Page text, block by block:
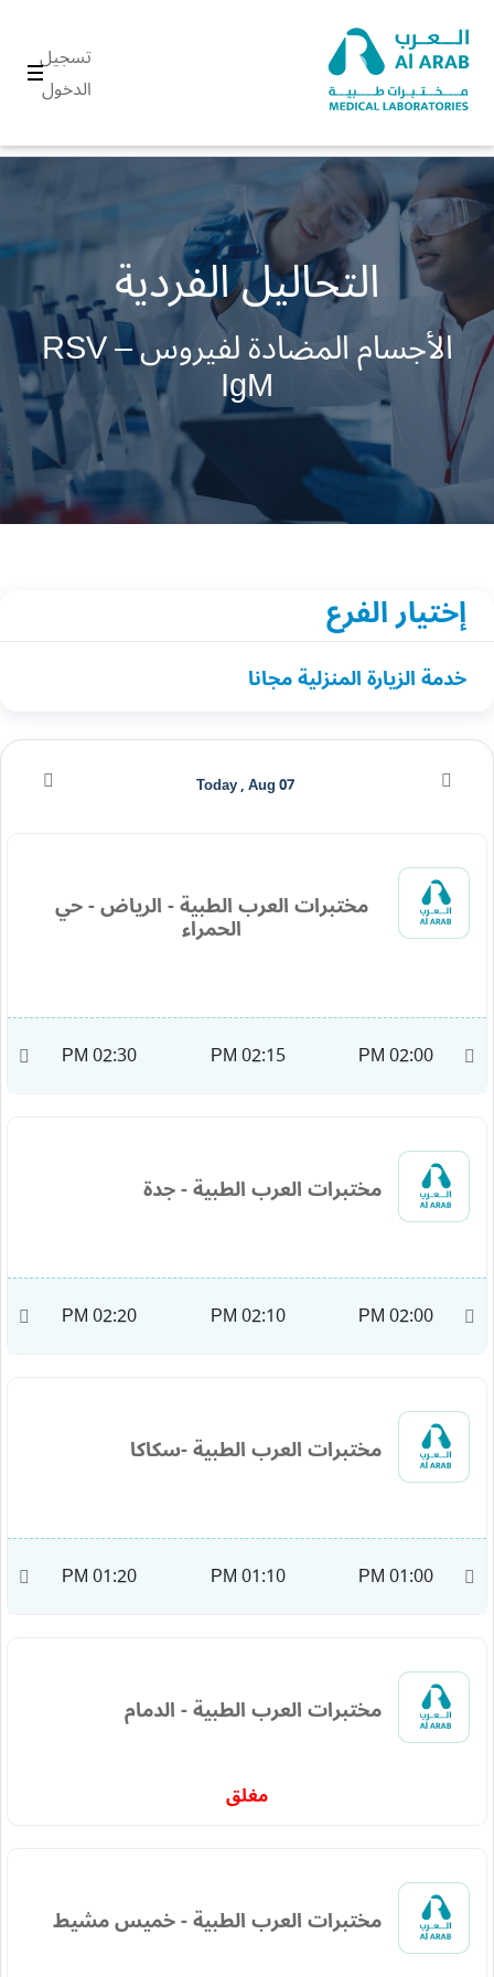
تسجيل
الدخول
التحاليل الفردية
الأجسام المضادة لفيروس RSV –
IgM
إختيار الفرع
خدمة الزيارة المنزلية مجانا
مختبرات العرب الطبية - الرياض - حي
الحمراء
02:00 PM
02:15 PM
02:30 PM
مختبرات العرب الطبية - جدة
02:00 PM
02:10 PM
02:20 PM
مختبرات العرب الطبية -سكاكا
01:00 PM
01:10 PM
01:20 PM
مختبرات العرب الطبية - الدمام
مغلق
مختبرات العرب الطبية - خميس مشيط